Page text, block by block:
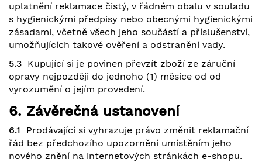
uplatnění reklamace čistý, v řádném obalu v souladu
s hygienickými předpisy nebo obecnými hygienickými
zásadami, včetně všech jeho součástí a příslušenství,
umožňujících takové ověření a odstranění vady.
5.3 Kupující si je povinen převzít zboží ze záruční
opravy nejpozději do jednoho (1) měsíce od od
vyrozumění o jejím provedení.
6. Závěrečná ustanovení
6.1 Prodávající si vyhrazuje právo změnit reklamační
řád bez předchozího upozornění umístěním jeho
nového znění na internetových stránkách e-shopu.